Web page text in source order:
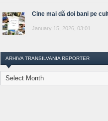
Cine mai dă doi bani pe
January 15, 2026, 03:01
ARHIVA TRANSILVANIA REPORTER
Arhiva
Transilvania